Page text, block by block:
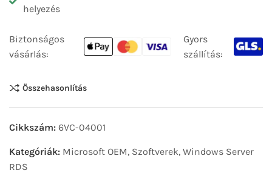
helyezés
Biztonságos
vásárlás:
Gyors
szállítás:
Összehasonlítás
Cikkszám: 6VC-04001
Kategóriák: Microsoft OEM, Szoftverek, Windows Server
RDS